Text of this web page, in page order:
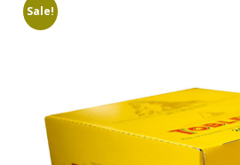
Sale!